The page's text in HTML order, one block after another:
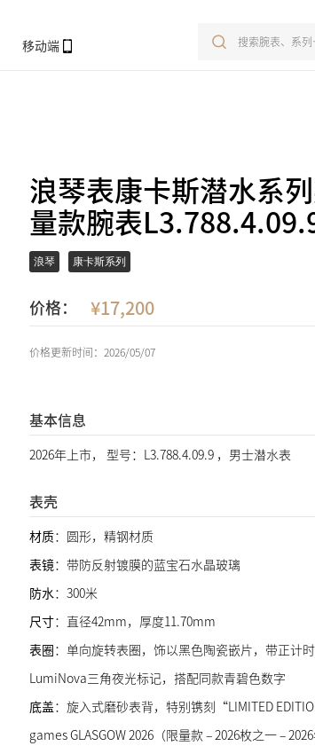
移动端
浪琴表康卡斯潜水系
量款腕表
浪琴 康卡斯系列
价格： 17,200
价格更新时间：2026/05/07
基本信息
2026年上市， 型号：L3.788.4.09.9 ，男士潜水表
表壳
材质：圆形，精钢材质
表镜：带防反射镀膜的蓝宝石水晶玻璃
防水：300米
尺寸：直径42mm，厚度11.70mm
表圈：单向旋转表圈，饰以黑色陶瓷嵌片，带正计
LumiNova三角夜光标记，搭配同款青碧色数字
底盖：旋入式磨砂表背，特别镌刻“LIMITED
games GLASGOW 2026（限量款 – 2026枚之一 –